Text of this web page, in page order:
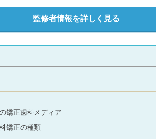
監修者情報を詳しく見る
矯正歯科メディア
矯正の種類